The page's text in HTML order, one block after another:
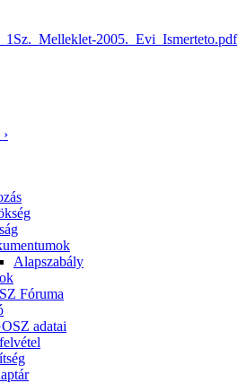
2005._Evi_Ismerteto.pdf
Alapszabály
Fóruma
adatai